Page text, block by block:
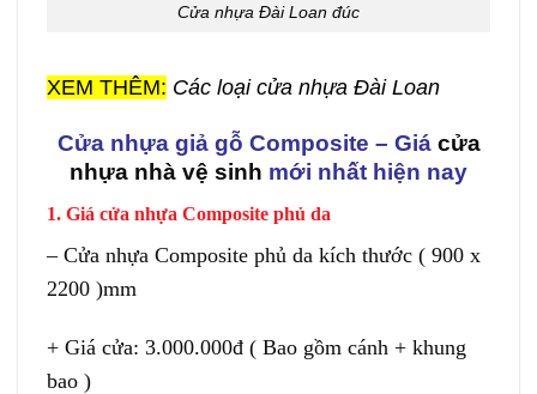
Cửa nhựa Đài Loan đúc
XEM THÊM: Các loại cửa nhựa Đài Loan
Cửa nhựa giả gỗ Composite – Giá cửa
nhựa nhà vệ sinh mới nhất hiện nay
1. Giá cửa nhựa Composite phủ da
– Cửa nhựa Composite phủ da kích thước ( 900 x
2200 )mm
+ Giá cửa: 3.000.000đ ( Bao gồm cánh + khung
bao )